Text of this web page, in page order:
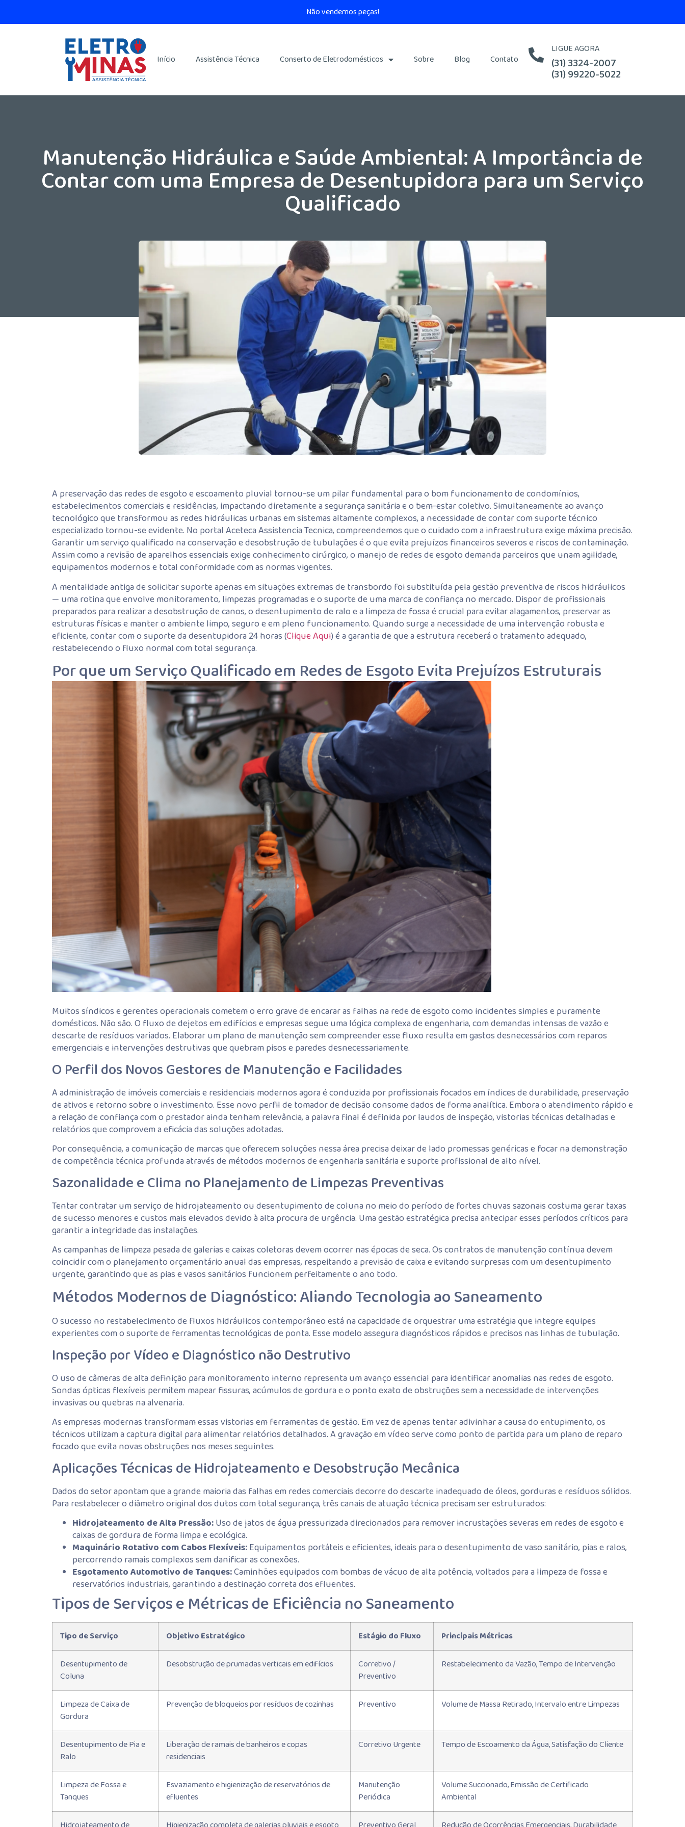
Não vendemos peças!
Início Assistência Técnica Conserto de Eletrodomésticos Sobre Blog Contato
LIGUE AGORA
(31) 3324-2007
(31) 99220-5022
Manutenção Hidráulica e Saúde Ambiental: A Importância de
Contar com uma Empresa de Desentupidora para um Serviço
Qualificado
A preservação das redes de esgoto e escoamento pluvial tornou-se um pilar fundamental para o bom funcionamento de condomínios,
estabelecimentos comerciais e residências, impactando diretamente a segurança sanitária e o bem-estar coletivo. Simultaneamente ao avanço
tecnológico que transformou as redes hidráulicas urbanas em sistemas altamente complexos, a necessidade de contar com suporte técnico
especializado tornou-se evidente. No portal Aceteca Assistencia Tecnica, compreendemos que o cuidado com a infraestrutura exige máxima precisão.
Garantir um serviço qualificado na conservação e desobstrução de tubulações é o que evita prejuízos financeiros severos e riscos de contaminação.
Assim como a revisão de aparelhos essenciais exige conhecimento cirúrgico, o manejo de redes de esgoto demanda parceiros que unam agilidade,
equipamentos modernos e total conformidade com as normas vigentes.
A mentalidade antiga de solicitar suporte apenas em situações extremas de transbordo foi substituída pela gestão preventiva de riscos hidráulicos
— uma rotina que envolve monitoramento, limpezas programadas e o suporte de uma marca de confiança no mercado. Dispor de profissionais
preparados para realizar a desobstrução de canos, o desentupimento de ralo e a limpeza de fossa é crucial para evitar alagamentos, preservar as
estruturas físicas e manter o ambiente limpo, seguro e em pleno funcionamento. Quando surge a necessidade de uma intervenção robusta e
eficiente, contar com o suporte da desentupidora 24 horas (Clique Aqui) é a garantia de que a estrutura receberá o tratamento adequado,
restabelecendo o fluxo normal com total segurança.
Por que um Serviço Qualificado em Redes de Esgoto Evita Prejuízos Estruturais
Muitos síndicos e gerentes operacionais cometem o erro grave de encarar as falhas na rede de esgoto como incidentes simples e puramente
domésticos. Não são. O fluxo de dejetos em edifícios e empresas segue uma lógica complexa de engenharia, com demandas intensas de vazão e
descarte de resíduos variados. Elaborar um plano de manutenção sem compreender esse fluxo resulta em gastos desnecessários com reparos
emergenciais e intervenções destrutivas que quebram pisos e paredes desnecessariamente.
O Perfil dos Novos Gestores de Manutenção e Facilidades
A administração de imóveis comerciais e residenciais modernos agora é conduzida por profissionais focados em índices de durabilidade, preservação
de ativos e retorno sobre o investimento. Esse novo perfil de tomador de decisão consome dados de forma analítica. Embora o atendimento rápido e
a relação de confiança com o prestador ainda tenham relevância, a palavra final é definida por laudos de inspeção, vistorias técnicas detalhadas e
relatórios que comprovem a eficácia das soluções adotadas.
Por consequência, a comunicação de marcas que oferecem soluções nessa área precisa deixar de lado promessas genéricas e focar na demonstração
de competência técnica profunda através de métodos modernos de engenharia sanitária e suporte profissional de alto nível.
Sazonalidade e Clima no Planejamento de Limpezas Preventivas
Tentar contratar um serviço de hidrojateamento ou desentupimento de coluna no meio do período de fortes chuvas sazonais costuma gerar taxas
de sucesso menores e custos mais elevados devido à alta procura de urgência. Uma gestão estratégica precisa antecipar esses períodos críticos para
garantir a integridade das instalações.
As campanhas de limpeza pesada de galerias e caixas coletoras devem ocorrer nas épocas de seca. Os contratos de manutenção contínua devem
coincidir com o planejamento orçamentário anual das empresas, respeitando a previsão de caixa e evitando surpresas com um desentupimento
urgente, garantindo que as pias e vasos sanitários funcionem perfeitamente o ano todo.
Métodos Modernos de Diagnóstico: Aliando Tecnologia ao Saneamento
O sucesso no restabelecimento de fluxos hidráulicos contemporâneo está na capacidade de orquestrar uma estratégia que integre equipes
experientes com o suporte de ferramentas tecnológicas de ponta. Esse modelo assegura diagnósticos rápidos e precisos nas linhas de tubulação.
Inspeção por Vídeo e Diagnóstico não Destrutivo
O uso de câmeras de alta definição para monitoramento interno representa um avanço essencial para identificar anomalias nas redes de esgoto.
Sondas ópticas flexíveis permitem mapear fissuras, acúmulos de gordura e o ponto exato de obstruções sem a necessidade de intervenções
invasivas ou quebras na alvenaria.
As empresas modernas transformam essas vistorias em ferramentas de gestão. Em vez de apenas tentar adivinhar a causa do entupimento, os
técnicos utilizam a captura digital para alimentar relatórios detalhados. A gravação em vídeo serve como ponto de partida para um plano de reparo
focado que evita novas obstruções nos meses seguintes.
Aplicações Técnicas de Hidrojateamento e Desobstrução Mecânica
Dados do setor apontam que a grande maioria das falhas em redes comerciais decorre do descarte inadequado de óleos, gorduras e resíduos sólidos.
Para restabelecer o diâmetro original dos dutos com total segurança, três canais de atuação técnica precisam ser estruturados:
Hidrojateamento de Alta Pressão:Uso de jatos de água pressurizada direcionados para remover incrustações severas em redes de esgoto e
caixas de gordura de forma limpa e ecológica.
Maquinário Rotativo com Cabos Flexíveis:Equipamentos portáteis e eficientes, ideais para o desentupimento de vaso sanitário, pias e ralos,
percorrendo ramais complexos sem danificar as conexões.
Esgotamento Automotivo de Tanques:Caminhões equipados com bombas de vácuo de alta potência, voltados para a limpeza de fossa e
reservatórios industriais, garantindo a destinação correta dos efluentes.
Tipos de Serviços e Métricas de Eficiência no Saneamento
Tipo de Serviço Objetivo Estratégico Estágio do Fluxo Principais Métricas
Desentupimento de
Coluna
Desobstrução de prumadas verticais em edifícios
Corretivo /
Preventivo
Restabelecimento da Vazão, Tempo de Intervenção
Limpeza de Caixa de
Gordura
Prevenção de bloqueios por resíduos de cozinhas Preventivo Volume de Massa Retirado, Intervalo entre Limpezas
Desentupimento de Pia e
Ralo
Liberação de ramais de banheiros e copas
residenciais
Corretivo Urgente Tempo de Escoamento da Água, Satisfação do Cliente
Limpeza de Fossa e
Tanques
Esvaziamento e higienização de reservatórios de
efluentes
Manutenção
Periódica
Volume Succionado, Emissão de Certificado
Ambiental